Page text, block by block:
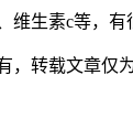
素c等，有
转载文章仅